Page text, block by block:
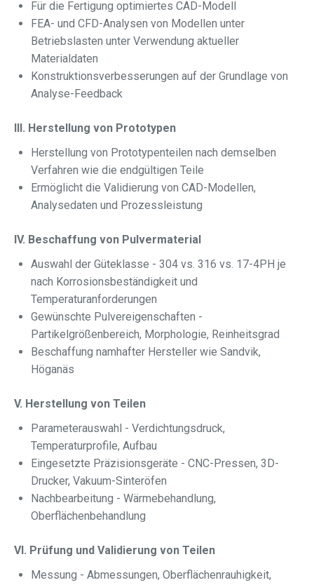
Für die Fertigung optimiertes CAD-Modell
FEA- und CFD-Analysen von Modellen unter
Betriebslasten unter Verwendung aktueller
Materialdaten
Konstruktionsverbesserungen auf der Grundlage von
Analyse-Feedback
III. Herstellung von Prototypen
Herstellung von Prototypenteilen nach demselben
Verfahren wie die endgültigen Teile
Ermöglicht die Validierung von CAD-Modellen,
Analysedaten und Prozessleistung
IV. Beschaffung von Pulvermaterial
Auswahl der Güteklasse - 304 vs. 316 vs. 17-4PH je
nach Korrosionsbeständigkeit und
Temperaturanforderungen
Gewünschte Pulvereigenschaften -
Partikelgrößenbereich, Morphologie, Reinheitsgrad
Beschaffung namhafter Hersteller wie Sandvik,
Höganäs
V. Herstellung von Teilen
Parameterauswahl - Verdichtungsdruck,
Temperaturprofile, Aufbau
Eingesetzte Präzisionsgeräte - CNC-Pressen, 3D-
Drucker, Vakuum-Sinteröfen
Nachbearbeitung - Wärmebehandlung,
Oberflächenbehandlung
VI. Prüfung und Validierung von Teilen
Messung - Abmessungen, Oberflächenrauhigkeit,